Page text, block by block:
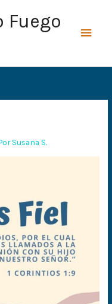
Susana S.